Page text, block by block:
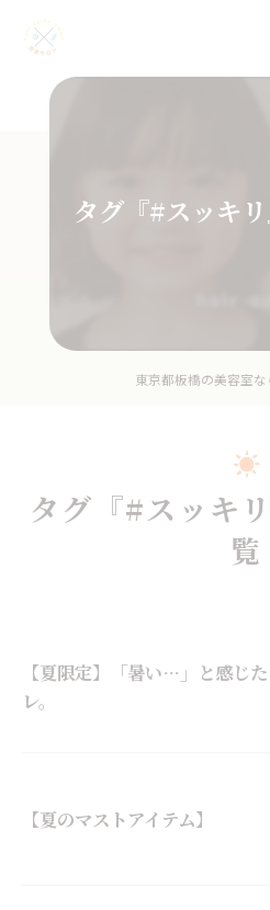
タグ『#スッキ
東京都板橋の美容室
タグ『#スッキ
覧
【夏限定】「暑い…」と感じ
レ。
【夏のマストアイテム】